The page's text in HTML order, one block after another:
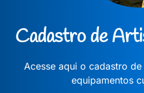
Cadastro de
Acesse aqui o cadastro
equipamentos